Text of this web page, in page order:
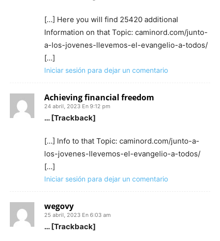
[…] Here you will find 25420 additional
Information on that Topic: caminord.com/junto-
a-los-jovenes-llevemos-el-evangelio-a-todos/
[…]
Iniciar sesión para dejar un comentario
Achieving financial freedom
24 abril, 2023 En 9:12 pm
… [Trackback]
[…] Info to that Topic: caminord.com/junto-a-
los-jovenes-llevemos-el-evangelio-a-todos/
[…]
Iniciar sesión para dejar un comentario
wegovy
25 abril, 2023 En 6:03 am
… [Trackback]